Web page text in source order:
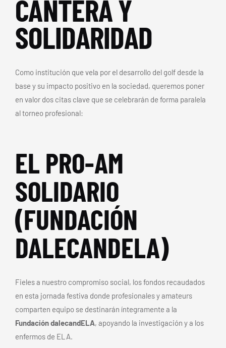
CANTERA Y
SOLIDARIDAD
Como institución que vela por el desarrollo del golf desde la
base y su impacto positivo en la sociedad, queremos poner
en valor dos citas clave que se celebrarán de forma paralela
al torneo profesional:
EL PRO-AM
SOLIDARIO
(FUNDACIÓN
DALECANDELA)
Fieles a nuestro compromiso social, los fondos recaudados
en esta jornada festiva donde profesionales y amateurs
comparten equipo se destinarán íntegramente a la
Fundación dalecandELA, apoyando la investigación y a los
enfermos de ELA.